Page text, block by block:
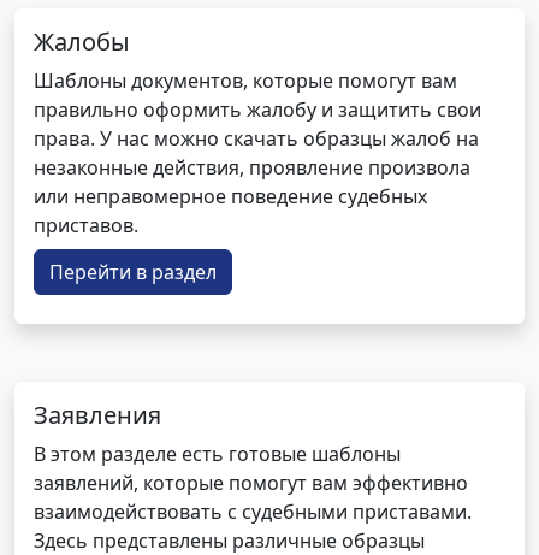
Жалобы
Шаблоны документов, которые помогут вам
правильно оформить жалобу и защитить свои
права. У нас можно скачать образцы жалоб на
незаконные действия, проявление произвола
или неправомерное поведение судебных
приставов.
Перейти в раздел
Заявления
В этом разделе есть готовые шаблоны
заявлений, которые помогут вам эффективно
взаимодействовать с судебными приставами.
Здесь представлены различные образцы